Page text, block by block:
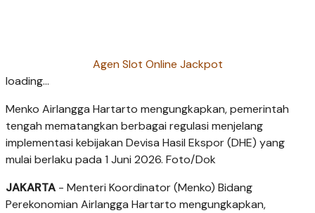
Agen Slot Online Jackpot
loading...
Menko Airlangga Hartarto mengungkapkan, pemerintah
tengah mematangkan berbagai regulasi menjelang
implementasi kebijakan Devisa Hasil Ekspor (DHE) yang
mulai berlaku pada 1 Juni 2026. Foto/Dok
JAKARTA - Menteri Koordinator (Menko) Bidang
Perekonomian Airlangga Hartarto mengungkapkan,